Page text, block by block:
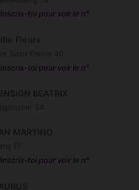
Inscris-toi pour voir le n°
Inscris-toi pour voir le n°
Inscris-toi pour voir le n°